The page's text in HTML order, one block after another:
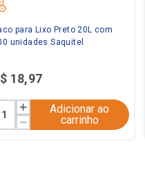
para Lixo Preto 20L com
unidades Saquitel
18,97
Adicionar ao
carrinho